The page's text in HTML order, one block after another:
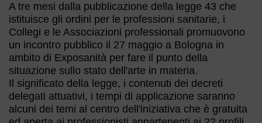
A tre mesi dalla pubblicazione della legge 43 che
istituisce gli ordini per le professioni sanitarie, i
Collegi e le Associazioni professionali promuovono
un incontro pubblico il 27 maggio a Bologna in
ambito di Exposanità per fare il punto della
situazione sullo stato dell'arte in materia.
Il significato della legge, i contenuti dei decreti
delegati attuativi, i tempi di applicazione saranno
alcuni dei temi al centro dell'iniziativa che è gratuita